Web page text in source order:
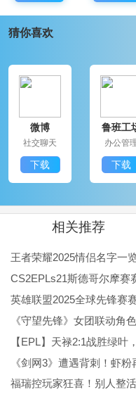
了丰富的游戏特色和亮
单易懂，极大地提升了
枪战氛围。
孤胆枪手3更新日志：
优化了游戏的加载速度
修复了一些已知的
增加了新的关卡和敌人
完善了角色技能调整，
更新了游戏教程，帮助
猜你喜欢
微博
社交聊天
下载
鲁班工
办公管
下载
相关推荐
王者荣耀2025情侣名字一
CS2EPLs21斯德哥尔摩赛赛
英雄联盟2025全球先锋赛
《守望先锋》女团联动角色名单
【EPL】天禄2:1战胜绿叶
《剑网3》遭遇背刺！虾粉
福瑞控玩家狂喜！别人整